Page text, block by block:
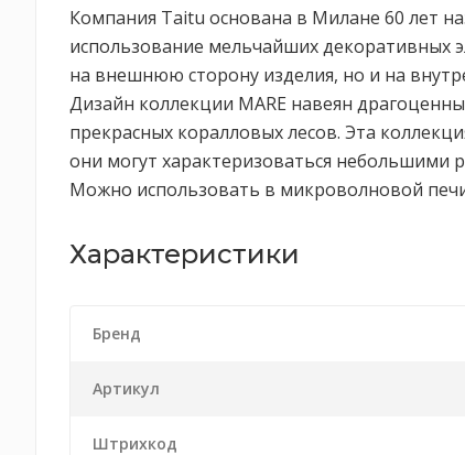
Компания Taitu основана в Милане 60 лет
использование мельчайших декоративных
на внешнюю сторону изделия, но и на
Дизайн коллекции MARE навеян
прекрасных коралловых лесов. Эта
они могут характеризоваться небольшими
Можно использовать в микроволновой
Характеристики
Бренд
Артикул
Штрихкод